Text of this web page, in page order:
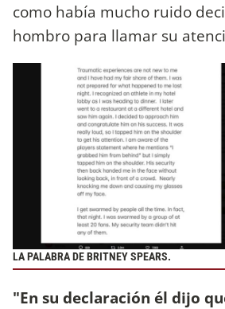
como había mucho ruido
hombro para llamar su
LA PALABRA DE BRITNEY SPEARS.
"En su declaración él dijo